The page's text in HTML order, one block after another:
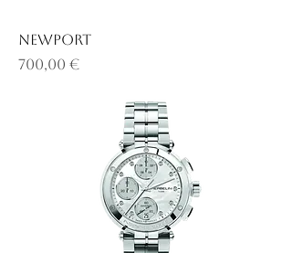
NEWPORT
Prix
700,00 €